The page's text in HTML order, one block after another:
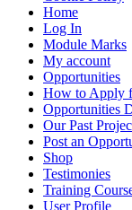
Home
Log In
Module Marks
My account
Opportunities
How to Apply
Opportunities
Our Past
Post an
Shop
Testimonies
Training
User Profile